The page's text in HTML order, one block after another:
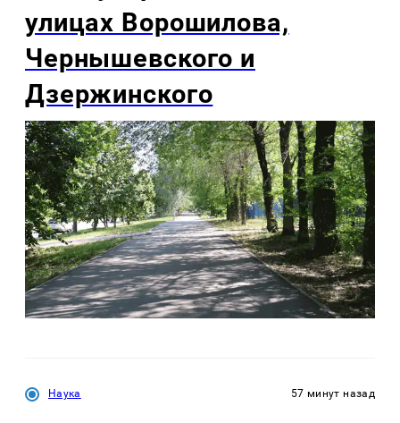
улицах Ворошилова,
Чернышевского и
Дзержинского
Наука 57 минут назад